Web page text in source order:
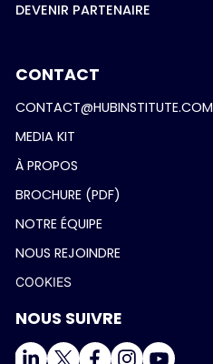
DEVENIR PARTENAIRE
CONTACT
CONTACT@HUBINSTITUTE.COM
MEDIA KIT
À PROPOS
BROCHURE (PDF)
NOTRE ÉQUIPE
NOUS REJOINDRE
COOKIES
NOUS SUIVRE